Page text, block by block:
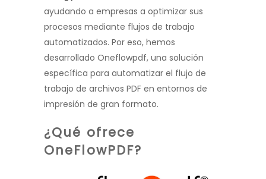
ayudando a empresas a optimizar sus
procesos mediante flujos de trabajo
automatizados. Por eso, hemos
desarrollado Oneflowpdf, una solución
específica para automatizar el flujo de
trabajo de archivos PDF en entornos de
impresión de gran formato.
¿Qué ofrece
OneFlowPDF?